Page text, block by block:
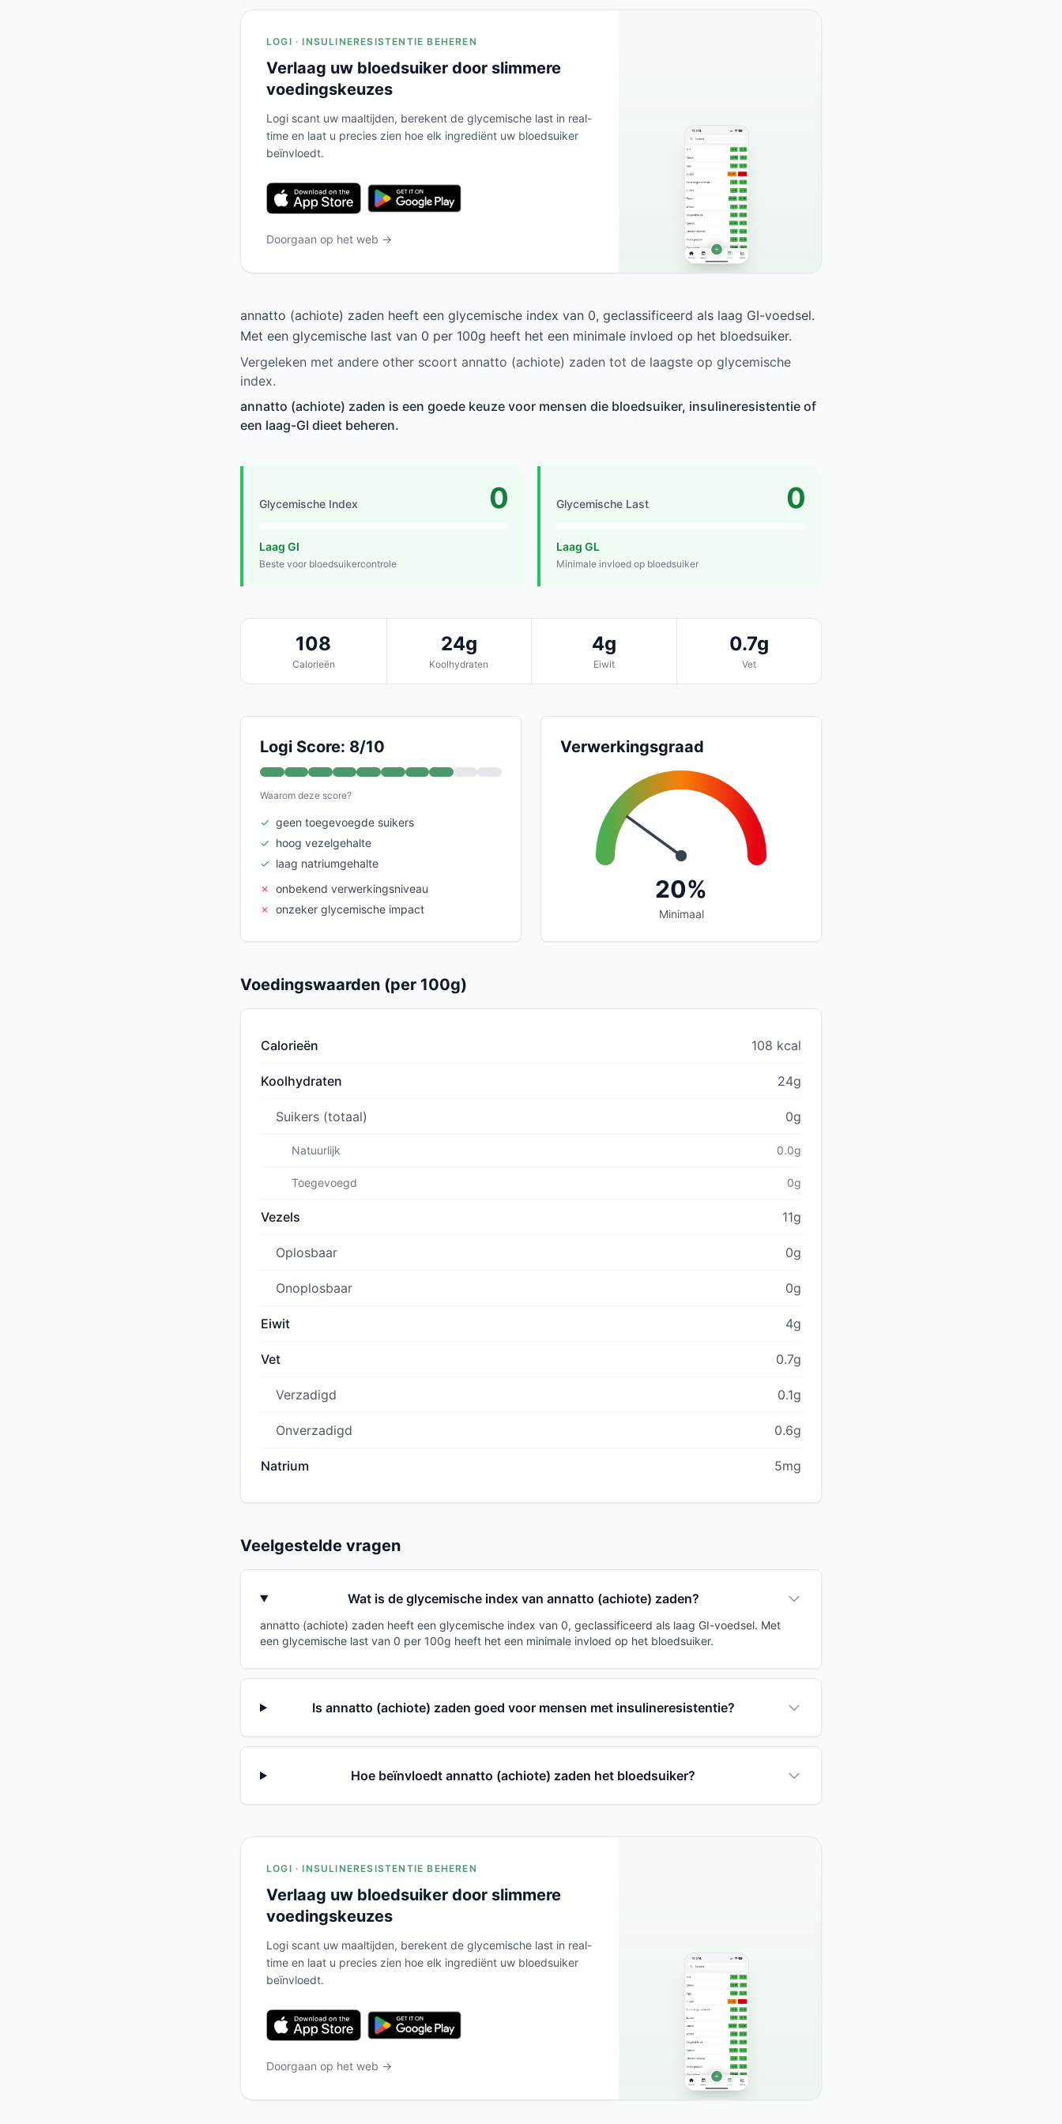
LOGI · INSULINERESISTENTIE BEHEREN
Verlaag uw bloedsuiker door slimmere
voedingskeuzes
Logi scant uw maaltijden, berekent de glycemische last in real-
time en laat u precies zien hoe elk ingrediënt uw bloedsuiker
beïnvloedt.
Doorgaan op het web →
annatto (achiote) zaden heeft een glycemische index van 0, geclassificeerd als laag GI-voedsel.
Met een glycemische last van 0 per 100g heeft het een minimale invloed op het bloedsuiker.
Vergeleken met andere other scoort annatto (achiote) zaden tot de laagste op glycemische
index.
annatto (achiote) zaden is een goede keuze voor mensen die bloedsuiker, insulineresistentie of
een laag-GI dieet beheren.
Glycemische Index 0
Laag GI
Beste voor bloedsuikercontrole
Glycemische Last 0
Laag GL
Minimale invloed op bloedsuiker
108
Calorieën
24g
Koolhydraten
4g
Eiwit
0.7g
Vet
Logi Score: 8/10
Waarom deze score?
✓ geen toegevoegde suikers
✓ hoog vezelgehalte
✓ laag natriumgehalte
✗ onbekend verwerkingsniveau
✗ onzeker glycemische impact
Verwerkingsgraad
20%
Minimaal
Voedingswaarden (per 100g)
Calorieën 108 kcal
Koolhydraten 24g
Suikers (totaal) 0g
Natuurlijk 0.0g
Toegevoegd 0g
Vezels 11g
Oplosbaar 0g
Onoplosbaar 0g
Eiwit 4g
Vet 0.7g
Verzadigd 0.1g
Onverzadigd 0.6g
Natrium 5mg
Veelgestelde vragen
Wat is de glycemische index van annatto (achiote) zaden?
annatto (achiote) zaden heeft een glycemische index van 0, geclassificeerd als laag GI-voedsel. Met
een glycemische last van 0 per 100g heeft het een minimale invloed op het bloedsuiker.
Is annatto (achiote) zaden goed voor mensen met insulineresistentie?
Hoe beïnvloedt annatto (achiote) zaden het bloedsuiker?
LOGI · INSULINERESISTENTIE BEHEREN
Verlaag uw bloedsuiker door slimmere
voedingskeuzes
Logi scant uw maaltijden, berekent de glycemische last in real-
time en laat u precies zien hoe elk ingrediënt uw bloedsuiker
beïnvloedt.
Doorgaan op het web →